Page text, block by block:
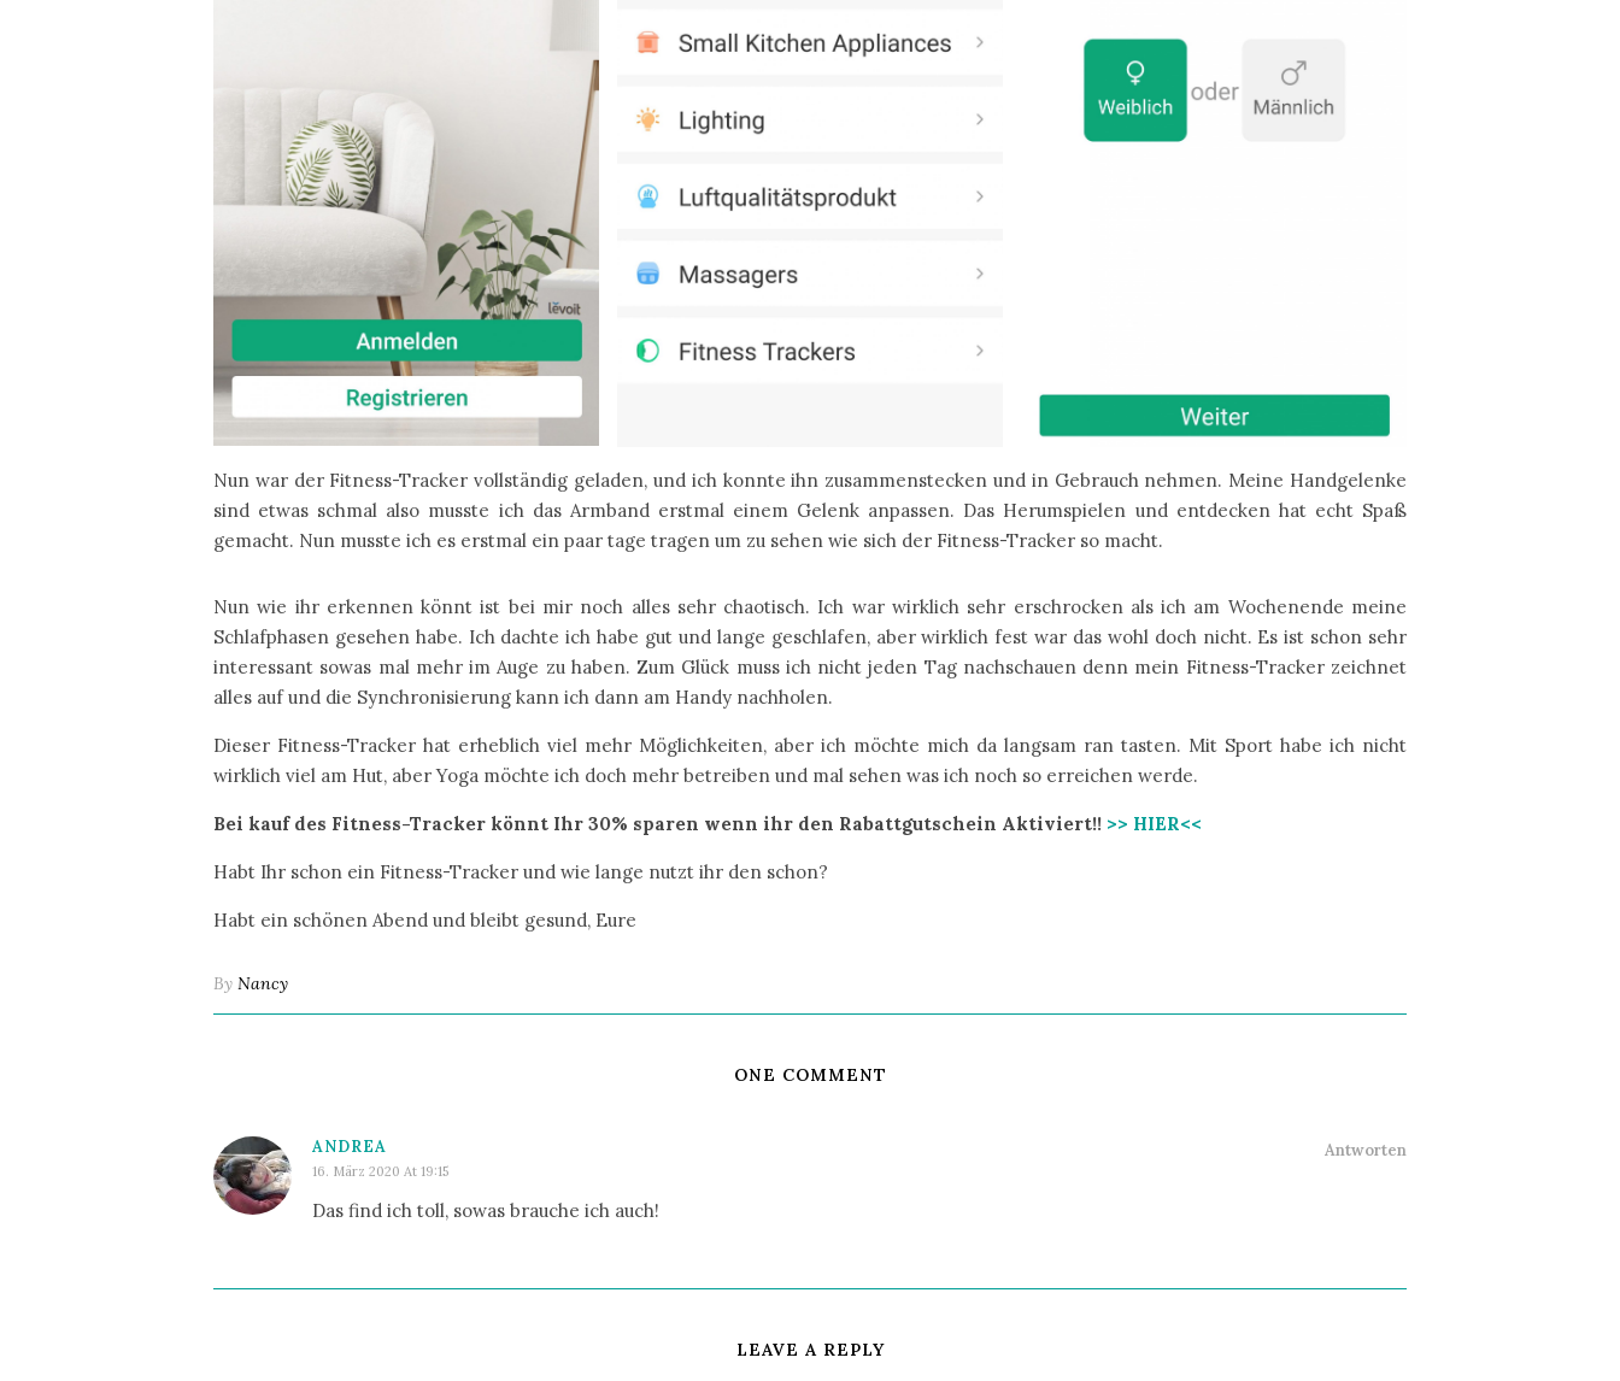
Nun war der Fitness-Tracker vollständig geladen, und ich konnte ihn zusammenstecken und in Gebrauch nehmen. Meine Handgelenke
sind etwas schmal also musste ich das Armband erstmal einem Gelenk anpassen. Das Herumspielen und entdecken hat echt Spaß
gemacht. Nun musste ich es erstmal ein paar tage tragen um zu sehen wie sich der Fitness-Tracker so macht.
Nun wie ihr erkennen könnt ist bei mir noch alles sehr chaotisch. Ich war wirklich sehr erschrocken als ich am Wochenende meine
Schlafphasen gesehen habe. Ich dachte ich habe gut und lange geschlafen, aber wirklich fest war das wohl doch nicht. Es ist schon sehr
interessant sowas mal mehr im Auge zu haben. Zum Glück muss ich nicht jeden Tag nachschauen denn mein Fitness-Tracker zeichnet
alles auf und die Synchronisierung kann ich dann am Handy nachholen.
Dieser Fitness-Tracker hat erheblich viel mehr Möglichkeiten, aber ich möchte mich da langsam ran tasten. Mit Sport habe ich nicht
wirklich viel am Hut, aber Yoga möchte ich doch mehr betreiben und mal sehen was ich noch so erreichen werde.
Bei kauf des Fitness-Tracker könnt Ihr 30% sparen wenn ihr den Rabattgutschein Aktiviert!! >> HIER<<
Habt Ihr schon ein Fitness-Tracker und wie lange nutzt ihr den schon?
Habt ein schönen Abend und bleibt gesund, Eure
By Nancy
ONE COMMENT
ANDREA
16. März 2020 At 19:15
Antworten
Das find ich toll, sowas brauche ich auch!
LEAVE A REPLY